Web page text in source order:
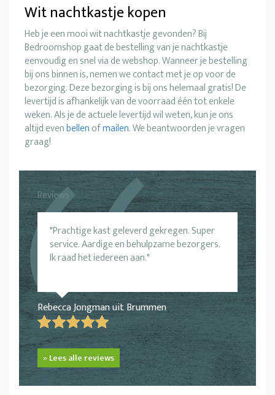
Wit nachtkastje kopen
Heb je een mooi wit nachtkastje gevonden? Bij
Bedroomshop gaat de bestelling van je nachtkastje
eenvoudig en snel via de webshop. Wanneer je bestelling
bij ons binnen is, nemen we contact met je op voor de
bezorging. Deze bezorging is bij ons helemaal gratis! De
levertijd is afhankelijk van de voorraad één tot enkele
weken. Als je de actuele levertijd wil weten, kun je ons
altijd evenbellenofmailen. We beantwoorden je vragen
graag!
Reviews
Prachtige kast geleverd gekregen. Super
service. Aardige en behulpzame bezorgers.
Ik raad het iedereen aan.
Rebecca Jongman uit Brummen
» Lees alle reviews